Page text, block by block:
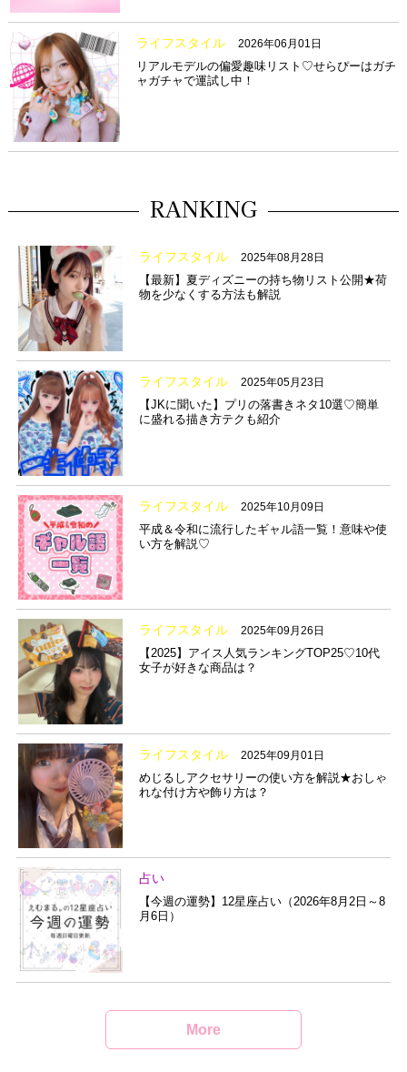
ライフスタイル 2026年06月01日
リアルモデルの偏愛趣味リスト♡せらぴーはガチ
ャガチャで運試し中！
RANKING
ライフスタイル 2025年08月28日
【最新】夏ディズニーの持ち物リスト公開★荷
物を少なくする方法も解説
ライフスタイル 2025年05月23日
【JKに聞いた】プリの落書きネタ10選♡簡単
に盛れる描き方テクも紹介
ライフスタイル 2025年10月09日
平成＆令和に流行したギャル語一覧！意味や使
い方を解説♡
ライフスタイル 2025年09月26日
【2025】アイス人気ランキングTOP25♡10代
女子が好きな商品は？
ライフスタイル 2025年09月01日
めじるしアクセサリーの使い方を解説★おしゃ
れな付け方や飾り方は？
占い
【今週の運勢】12星座占い（2026年8月2日～8
月6日）
More